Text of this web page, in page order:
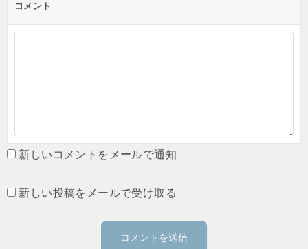
コメント
新しいコメントをメールで通知
新しい投稿をメールで受け取る